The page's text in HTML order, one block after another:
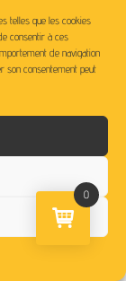
telles que les cookies
consentir à ces
de navigation
son consentement peut
0